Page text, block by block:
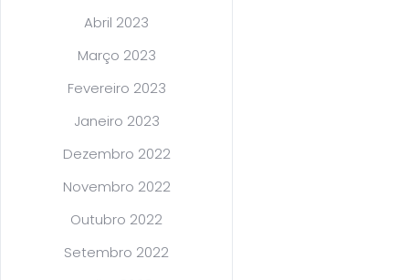
Abril 2023
Março 2023
Fevereiro 2023
Janeiro 2023
Dezembro 2022
Novembro 2022
Outubro 2022
Setembro 2022